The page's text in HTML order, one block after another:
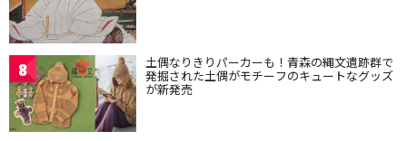
8 土偶なりきりパーカーも！青森の縄文遺跡群で
発掘された土偶がモチーフのキュートなグッズ
が新発売